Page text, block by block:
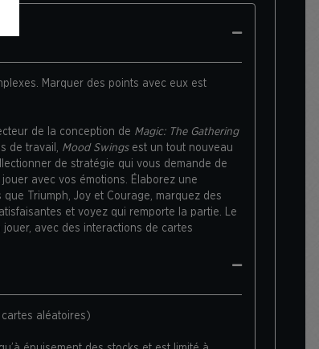
Marquer des points avec eux est
de la conception de Magic: The Gathering
de travail, Mood Swingsest un tout nouveau
de stratégie qui vous demande de
avec vos émotions. Élaborez une
Triumph, Joy et Courage, marquez des
et voyez qui remporte la partie. Le
avec des interactions de cartes
Et comme plus de cartes signifie plus
vous en servir de point de départ pour
cartes aléatoires)